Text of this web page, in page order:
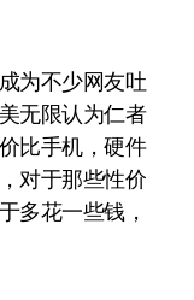
为不少网友吐
无限认为仁者
比手机，硬件
对于那些性价
多花一些钱，